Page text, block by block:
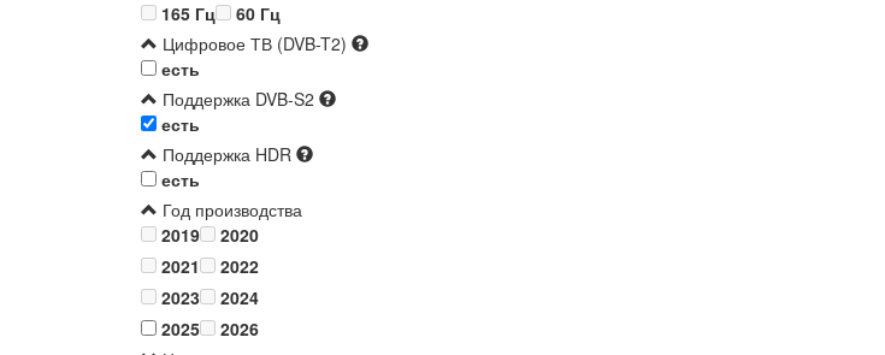
165 Гц
60 Гц
Цифровое ТВ (DVB-T2)
есть
Поддержка DVB-S2
есть
Поддержка HDR
есть
Год производства
2019
2020
2021
2022
2023
2024
2025
2026